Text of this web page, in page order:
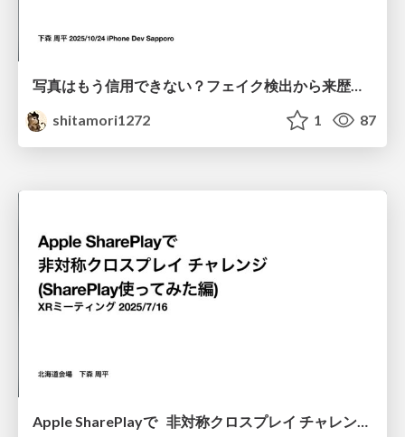
写真はもう信用できない？フェイク検出から来歴証明へ
shitamori1272
1 87
Apple SharePlayで 非対称クロスプレイ チャレンジ (SharePlay使ってみた編)